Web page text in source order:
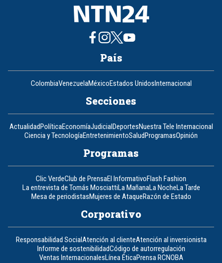
País
ColombiaVenezuelaMéxicoEstados UnidosInternacional
Secciones
ActualidadPolíticaEconomíaJudicialDeportesNuestra Tele Internacional
Ciencia y TecnologíaEntretenimientoSaludProgramasOpinión
Programas
Clic VerdeClub de PrensaEl InformativoFlash Fashion
La entrevista de Tomás MosciattiLa MañanaLa NocheLa Tarde
Mesa de periodistasMujeres de AtaqueRazón de Estado
Corporativo
Responsabilidad SocialAtención al clienteAtención al inversionista
Informe de sostenibilidadCódigo de autorregulación
Ventas InternacionalesLínea ÉticaPrensa RCNOBA